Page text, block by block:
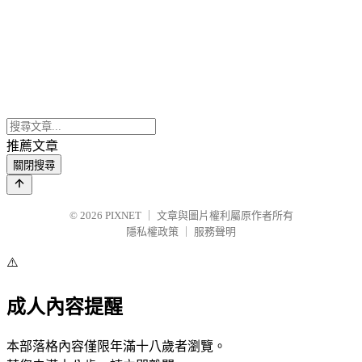
推薦文章
關閉搜尋
© 2026 PIXNET
文章與圖片權利屬原作者所有
隱私權政策
服務聲明
⚠️
成人內容提醒
本部落格內容僅限年滿十八歲者瀏覽。